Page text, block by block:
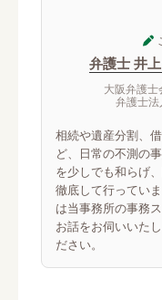
弁護士 井
大阪弁護
弁護士
相続や遺産分割、
ど、日常の不測の
を少しでも和らげ
徹底して行ってい
は当事務所の事務
お話をお伺いいた
ださい。